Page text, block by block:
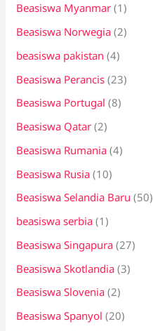
Beasiswa Myanmar (1)
Beasiswa Norwegia (2)
beasiswa pakistan (4)
Beasiswa Perancis (23)
Beasiswa Portugal (8)
Beasiswa Qatar (2)
Beasiswa Rumania (4)
Beasiswa Rusia (10)
Beasiswa Selandia Baru (50)
beasiswa serbia (1)
Beasiswa Singapura (27)
Beasiswa Skotlandia (3)
Beasiswa Slovenia (2)
Beasiswa Spanyol (20)